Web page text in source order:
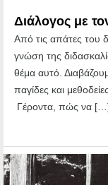
Διάλογος με
Από τις απάτες του
γνώση της
θέμα αυτό.
παγίδες και
Γέροντα, πώς να